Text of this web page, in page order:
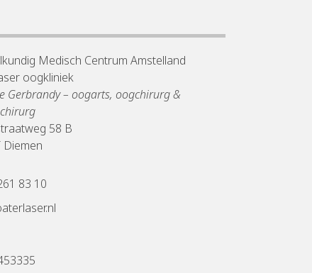
Medisch Centrum Amstelland
oogkliniek
Gerbrandy – oogarts, oogchirurg &
58 B
Diemen
83 10